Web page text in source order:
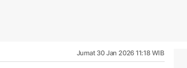
Jumat 30 Jan 2026 11:18 WIB